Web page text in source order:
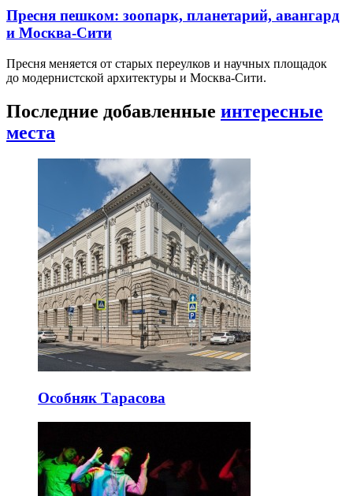
Пресня пешком: зоопарк, планетарий, авангард
и Москва-Сити
Пресня меняется от старых переулков и научных площадок
до модернистской архитектуры и Москва-Сити.
Последние добавленные интересные
места
Особняк Тарасова